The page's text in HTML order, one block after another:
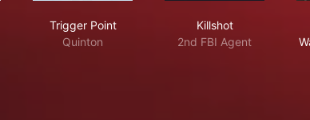
Trigger Point
Quinton
Killshot
2nd FBI Agent